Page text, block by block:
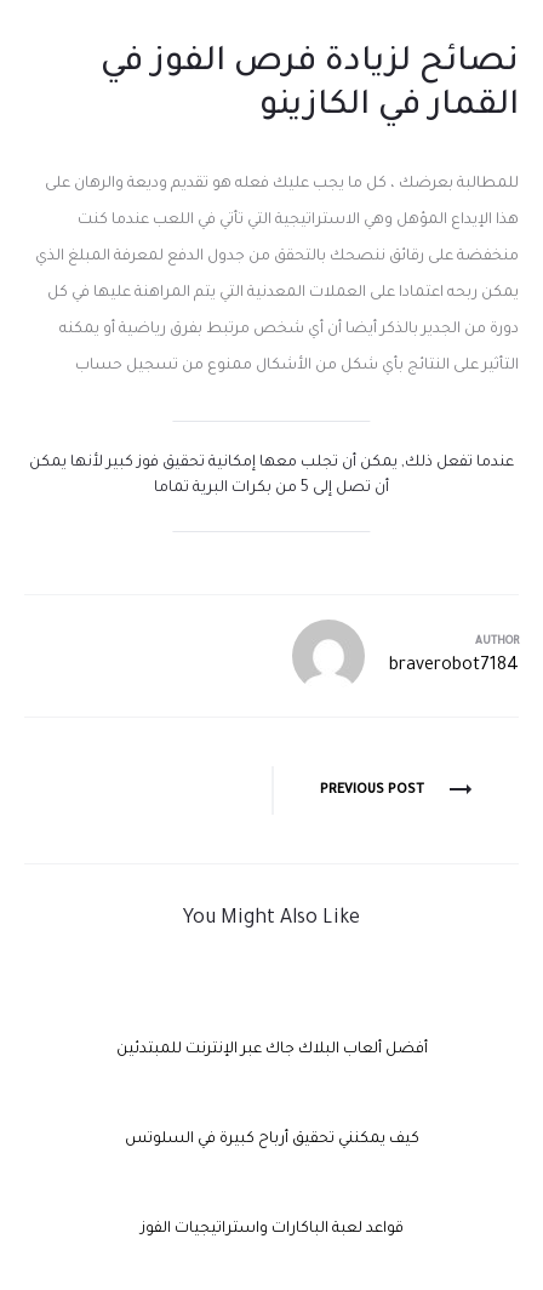
نصائح لزيادة فرص الفوز في
القمار في الكازينو
للمطالبة بعرضك ، كل ما يجب عليك فعله هو تقديم وديعة والرهان على
هذا الإيداع المؤهل وهي الاستراتيجية التي تأتي في اللعب عندما كنت
منخفضة على رقائق ننصحك بالتحقق من جدول الدفع لمعرفة المبلغ الذي
يمكن ربحه اعتمادا على العملات المعدنية التي يتم المراهنة عليها في كل
دورة من الجدير بالذكر أيضا أن أي شخص مرتبط بفرق رياضية أو يمكنه
التأثير على النتائج بأي شكل من الأشكال ممنوع من تسجيل حساب
عندما تفعل ذلك, يمكن أن تجلب معها إمكانية تحقيق فوز كبير لأنها يمكن
أن تصل إلى 5 من بكرات البرية تماما
AUTHOR
braverobot7184
PREVIOUS POST
You Might Also Like
أفضل ألعاب البلاك جاك عبر الإنترنت للمبتدئين
كيف يمكنني تحقيق أرباح كبيرة في السلوتس
قواعد لعبة الباكارات واستراتيجيات الفوز